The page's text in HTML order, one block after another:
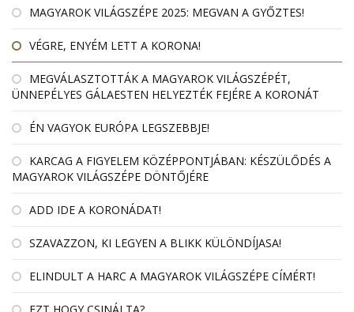
MAGYAROK VILÁGSZÉPE 2025: MEGVAN A GYŐZTES!
VÉGRE, ENYÉM LETT A KORONA!
MEGVÁLASZTOTTÁK A MAGYAROK VILÁGSZÉPÉT,
ÜNNEPÉLYES GÁLAESTEN HELYEZTÉK FEJÉRE A KORONÁT
ÉN VAGYOK EURÓPA LEGSZEBBJE!
KARCAG A FIGYELEM KÖZÉPPONTJÁBAN: KÉSZÜLŐDÉS A
MAGYAROK VILÁGSZÉPE DÖNTŐJÉRE
ADD IDE A KORONÁDAT!
SZAVAZZON, KI LEGYEN A BLIKK KÜLÖNDÍJASA!
ELINDULT A HARC A MAGYAROK VILÁGSZÉPE CÍMÉRT!